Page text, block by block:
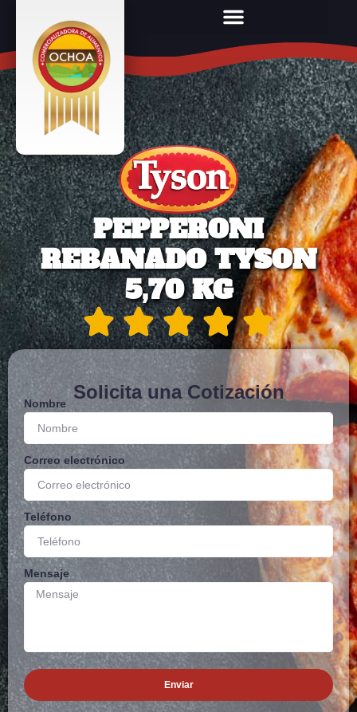
PEPPERONI
REBANADO TYSON
5,70 KG
Solicita una Cotización
Nombre
Correo electrónico
Teléfono
Mensaje
Enviar